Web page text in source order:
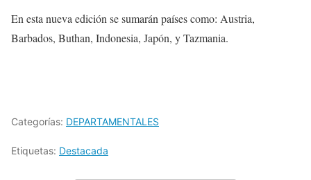
En esta nueva edición se sumarán países como: Austria,
Barbados, Buthan, Indonesia, Japón, y Tazmania.
Categorías: DEPARTAMENTALES
Etiquetas: Destacada